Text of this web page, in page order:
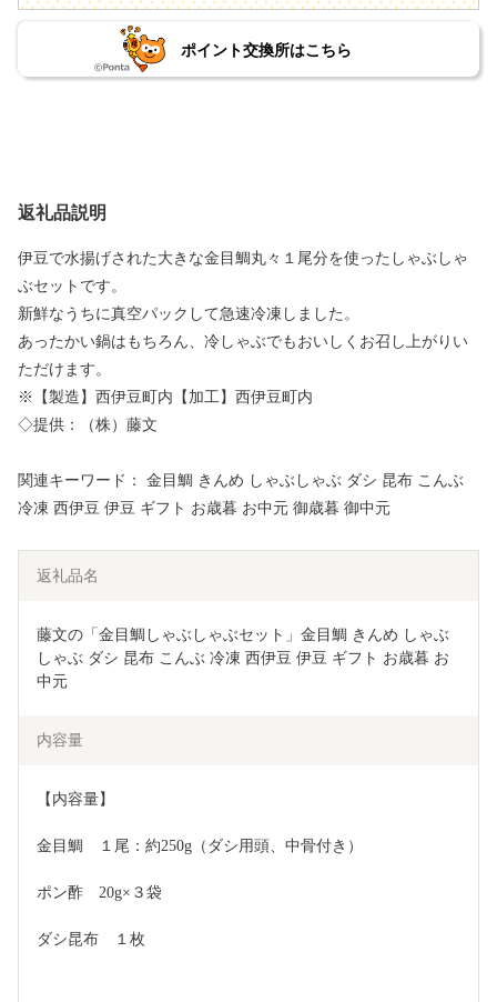
ポイント交換所はこちら
返礼品説明
伊豆で水揚げされた大きな金目鯛丸々１尾分を使ったしゃぶしゃ
ぶセットです。
新鮮なうちに真空パックして急速冷凍しました。
あったかい鍋はもちろん、冷しゃぶでもおいしくお召し上がりい
ただけます。
※【製造】西伊豆町内【加工】西伊豆町内
◇提供：（株）藤文
関連キーワード： 金目鯛 きんめ しゃぶしゃぶ ダシ 昆布 こんぶ
冷凍 西伊豆 伊豆 ギフト お歳暮 お中元 御歳暮 御中元
返礼品名
藤文の「金目鯛しゃぶしゃぶセット」金目鯛 きんめ しゃぶ
しゃぶ ダシ 昆布 こんぶ 冷凍 西伊豆 伊豆 ギフト お歳暮 お
中元
内容量
【内容量】
金目鯛　１尾：約250g（ダシ用頭、中骨付き）
ポン酢　20g×３袋
ダシ昆布　１枚